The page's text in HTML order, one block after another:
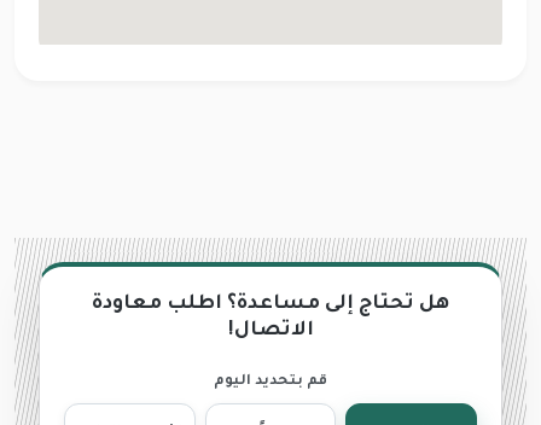
هل تحتاج إلى مساعدة؟ اطلب معاودة
الاتصال!
قم بتحديد اليوم